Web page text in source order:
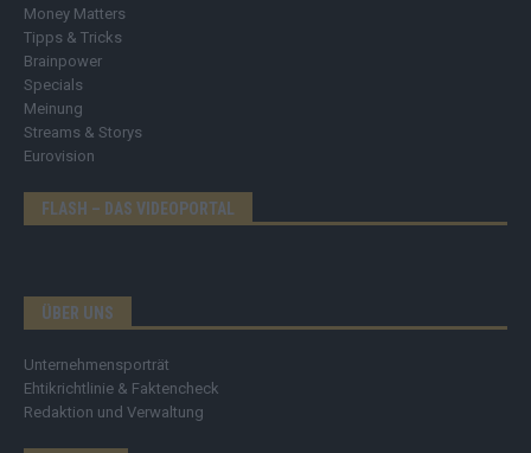
Money Matters
Tipps & Tricks
Brainpower
Specials
Meinung
Streams & Storys
Eurovision
FLASH – DAS VIDEOPORTAL
ÜBER UNS
Unternehmensporträt
Ehtikrichtlinie & Faktencheck
Redaktion und Verwaltung